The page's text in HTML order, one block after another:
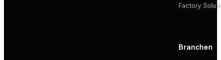
Factory
Branchen